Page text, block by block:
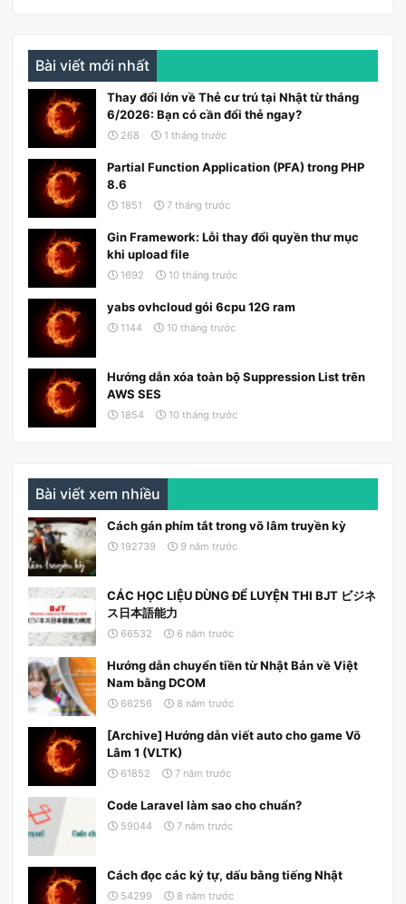
Bài viết mới nhất
Thay đổi lớn về Thẻ cư trú tại Nhật từ tháng
6/2026: Bạn có cần đổi thẻ ngay?
268 1 tháng trước
Partial Function Application (PFA) trong PHP
8.6
1851 7 tháng trước
Gin Framework: Lỗi thay đổi quyền thư mục
khi upload file
1692 10 tháng trước
yabs ovhcloud gói 6cpu 12G ram
1144 10 tháng trước
Hướng dẫn xóa toàn bộ Suppression List trên
AWS SES
1854 10 tháng trước
Bài viết xem nhiều
Cách gán phím tắt trong võ lâm truyền kỳ
192739 9 năm trước
CÁC HỌC LIỆU DÙNG ĐỂ LUYỆN THI BJT ビジネ
ス日本語能力
66532 6 năm trước
Hướng dẫn chuyển tiền từ Nhật Bản về Việt
Nam bằng DCOM
66256 8 năm trước
[Archive] Hướng dẫn viết auto cho game Võ
Lâm 1 (VLTK)
61852 7 năm trước
Code Laravel làm sao cho chuẩn?
59044 7 năm trước
Cách đọc các ký tự, dấu bằng tiếng Nhật
54299 8 năm trước